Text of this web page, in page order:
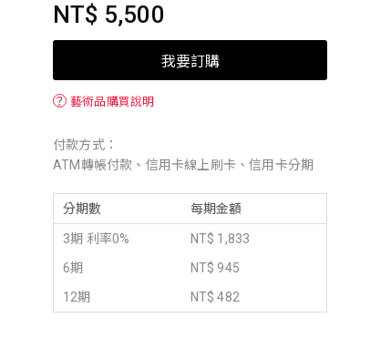
NT$ 5,500
我要訂購
？ 藝術品購買說明
付款方式：
ATM轉帳付款、信用卡線上刷卡、信用卡分期
分期數 每期金額
3期 利率0%
NT$ 1,833
6期
NT$ 945
12期
NT$ 482